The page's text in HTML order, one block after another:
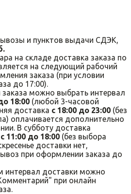
и пунктов выдачи СДЭК,
на складе доставка заказа по
на следующий рабочий
заказа (при условии
до 17:00).
можно выбрать интервал
18:00 (любой 3-часовой
доставка с 18:00 до 23:00 (без
оплачивается дополнительно
В субботу доставка
с 11:00 до 18:00 (без выбора
доставки нет,
при оформлении заказа до
доставки можно
при онлайн